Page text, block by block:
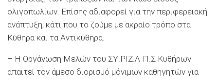
ολιγοπωλίων. Eπίσης αδιαφορεί για την περιφερειακή
ανάπτυξη, κάτι που το ζούμε με ακραίο τρόπο στα
Κύθηρα και τα Αντικύθηρα.
– Η Οργάνωση Μελών του ΣΥ.ΡΙΖ.Α-Π.Σ Κυθήρων
απαιτεί τον άμεσο διορισμό μόνιμων καθηγητών για